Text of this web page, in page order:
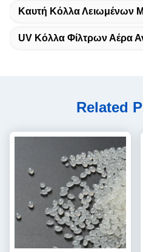
Καυτή Κόλλα Λειωμένων
UV Κόλλα Φίλτρων Αέρα
Related